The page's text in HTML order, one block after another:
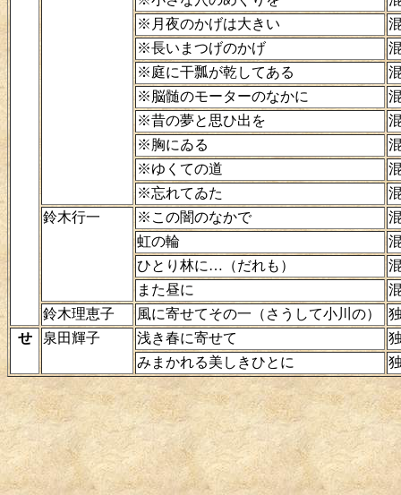
※月夜のかげは大きい
※長いまつげのかげ
※庭に干瓢が乾してある
※脳髄のモーターのなかに
※昔の夢と思ひ出を
※胸にゐる
※ゆくての道
※忘れてゐた
鈴木行一
※この闇のなかで
虹の輪
ひとり林に…（だれも）
また昼に
鈴木理恵子
風に寄せてその一（さうして小川の）
せ
泉田輝子 浅き春に寄せて
みまかれる美しきひとに